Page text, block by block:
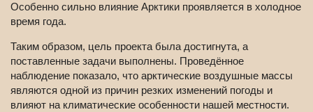
Особенно сильно влияние Арктики проявляется в холодное
время года.
Таким образом, цель проекта была достигнута, а
поставленные задачи выполнены. Проведённое
наблюдение показало, что арктические воздушные массы
являются одной из причин резких изменений погоды и
влияют на климатические особенности нашей местности.